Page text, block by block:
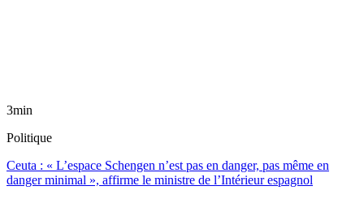
3min
Politique
Ceuta : « L’espace Schengen n’est pas en danger, pas même en
danger minimal », affirme le ministre de l’Intérieur espagnol